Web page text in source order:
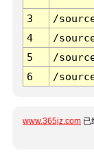
3 /
4
/
5
/
6
/
www.365jz.com 已